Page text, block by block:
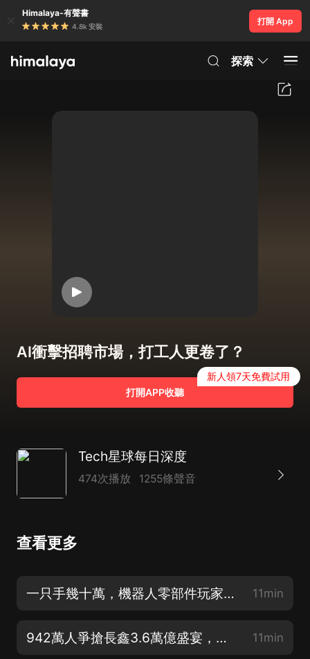
Himalaya-有聲書
4.8k 安裝
打開 App
探索
AI衝擊招聘市場，打工人更卷了？
打開APP收聽
新人領7天免費試用
Tech星球每日深度
474次播放 1255條聲音
查看更多
一只手幾十萬，機器人零部件玩家比宇樹還賺？ 11min
942萬人爭搶長鑫3.6萬億盛宴，誰套現離場，誰重倉豪賭？ 11min